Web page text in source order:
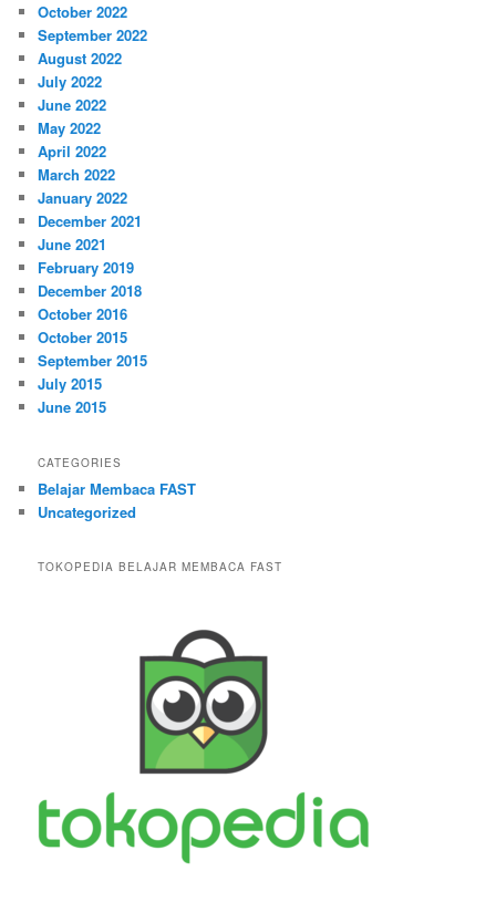
October 2022
September 2022
August 2022
July 2022
June 2022
May 2022
April 2022
March 2022
January 2022
December 2021
June 2021
February 2019
December 2018
October 2016
October 2015
September 2015
July 2015
June 2015
CATEGORIES
Belajar Membaca FAST
Uncategorized
TOKOPEDIA BELAJAR MEMBACA FAST